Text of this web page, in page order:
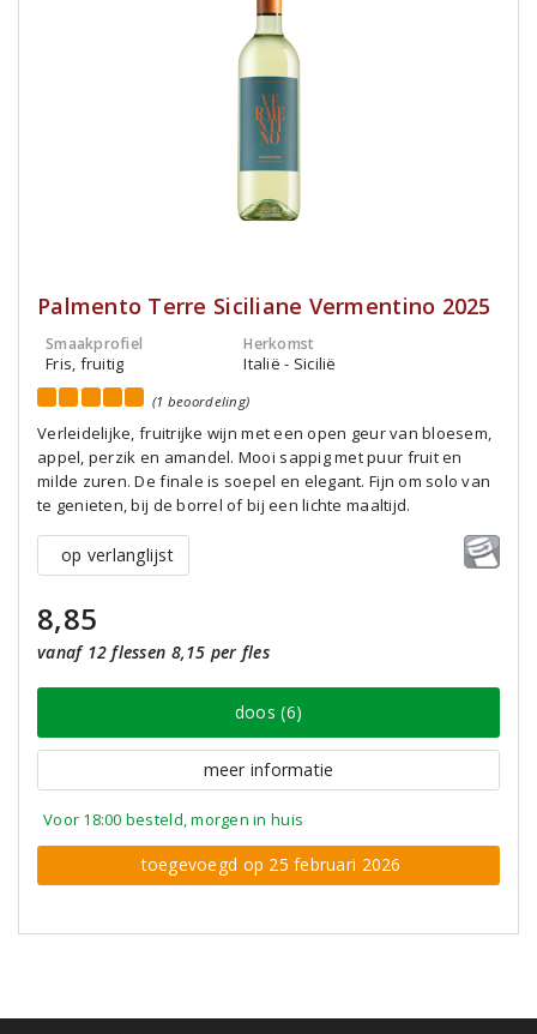
Palmento Terre Siciliane Vermentino 2025
Smaakprofiel
Fris, fruitig
Herkomst
Italië - Sicilië
(1 beoordeling)
Verleidelijke, fruitrijke wijn met een open geur van bloesem,
appel, perzik en amandel. Mooi sappig met puur fruit en
milde zuren. De finale is soepel en elegant. Fijn om solo van
te genieten, bij de borrel of bij een lichte maaltijd.
op verlanglijst
8,85
vanaf 12 flessen 8,15 per fles
doos (6)
meer informatie
Voor 18:00 besteld, morgen in huis
toegevoegd op 25 februari 2026